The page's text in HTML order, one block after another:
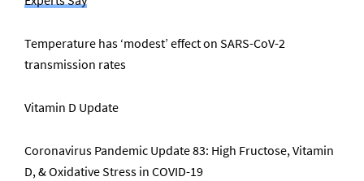
Temperature has ‘modest’ effect on SARS-CoV-2
transmission rates
Vitamin D Update
Coronavirus Pandemic Update 83: High Fructose, Vitamin
D, & Oxidative Stress in COVID-19